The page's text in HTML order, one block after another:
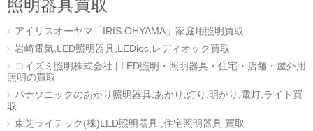
照明器具買取
アイリスオーヤマ「IRIS OHYAMA」家庭用照明買取
岩崎電気,LED照明器具,LEDioc,レディオック買取
コイズミ照明株式会社 | LED照明・照明器具・住宅・店舗・屋外用
照明の買取
パナソニックのあかり照明器具,あかり,灯り,明かり,電灯,ライト買
取
東芝ライテック(株)LED照明器具 ,住宅照明器具 買取